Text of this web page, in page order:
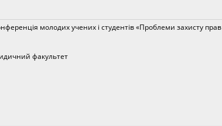
молодих учених і студентів «Проблеми захисту прав
факультет